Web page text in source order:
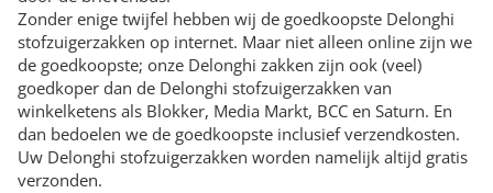
Zonder enige twijfel hebben wij de goedkoopste Delonghi
stofzuigerzakken op internet. Maar niet alleen online zijn we
de goedkoopste; onze Delonghi zakken zijn ook (veel)
goedkoper dan de Delonghi stofzuigerzakken van
winkelketens als Blokker, Media Markt, BCC en Saturn. En
dan bedoelen we de goedkoopste inclusief verzendkosten.
Uw Delonghi stofzuigerzakken worden namelijk altijd gratis
verzonden.